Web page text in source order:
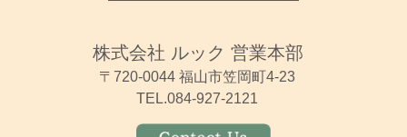
株式会社 ルック 営業本部
〒720-0044 福山市笠岡町4-23
TEL.084-927-2121